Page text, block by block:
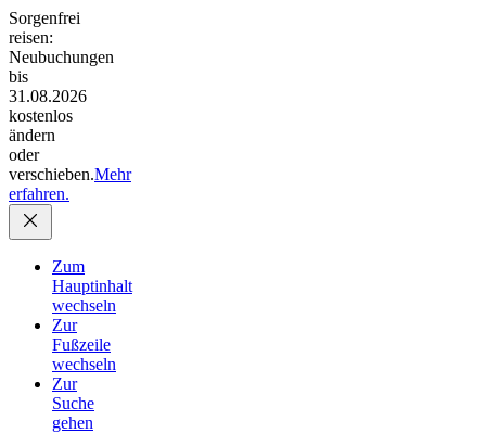
Sorgenfrei
reisen:
Neubuchungen
bis
31.08.2026
kostenlos
ändern
oder
verschieben.Mehr
erfahren.
Zum
Hauptinhalt
wechseln
Zur
Fußzeile
wechseln
Zur
Suche
gehen